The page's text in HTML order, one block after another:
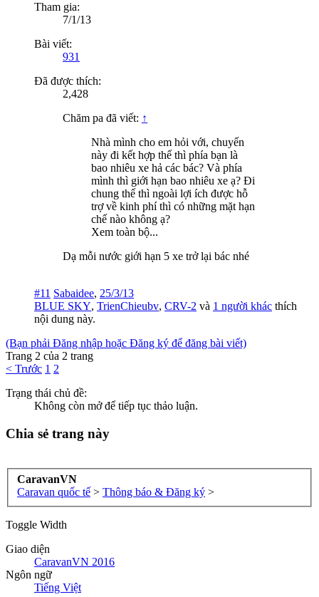
Tham gia:
7/1/13
Bài viết:
931
Đã được thích:
2,428
Chăm pa đã viết: ↑
Nhà mình cho em hỏi với, chuyến
này đi kết hợp thế thì phía bạn là
bao nhiêu xe hả các bác? Và phía
mình thì giới hạn bao nhiêu xe ạ? Đi
chung thế thì ngoài lợi ích được hỗ
trợ về kinh phí thì có những mặt hạn
chế nào không ạ?
Xem toàn bộ...
Dạ mỗi nước giới hạn 5 xe trở lại bác nhé
#11 Sabaidee, 25/3/13
BLUE SKY, TrienChieubv, CRV-2 và 1 người khác thích
nội dung này.
(Bạn phải Đăng nhập hoặc Đăng ký để đăng bài viết)
Trang 2 của 2 trang
< Trước 1 2
Trạng thái chủ đề:
Không còn mở để tiếp tục thảo luận.
Chia sẻ trang này
CaravanVN
Caravan quốc tế > Thông báo & Đăng ký >
Toggle Width
Giao diện
CaravanVN 2016
Ngôn ngữ
Tiếng Việt